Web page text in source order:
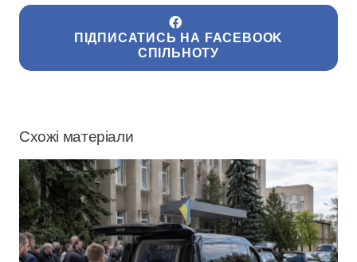
ПІДПИСАТИСЬ НА FACEBOOK
СПІЛЬНОТУ
Схожі матеріали